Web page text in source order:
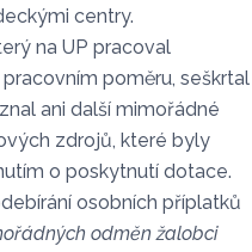
centry.
na UP pracoval
poměru, seškrtal
ani další mimořádné
zdrojů, které byly
o poskytnutí dotace.
osobních příplatků
odměn žalobci